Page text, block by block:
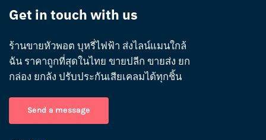
Get in touch with us
ร้านขายหัวพอต บุหรี่ไฟฟ้า ส่งไลน์แมนใกล้
ฉัน ราคาถูกที่สุดในไทย ขายปลีก ขายส่ง ยก
กล่อง ยกลัง ปรับประกันเสียเคลมได้ทุกชิ้น
Send a message